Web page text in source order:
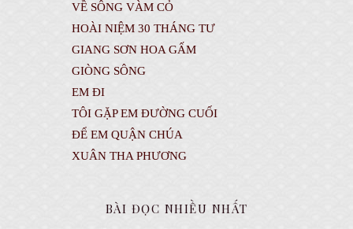
VỀ SÔNG VÀM CỎ
HOÀI NIỆM 30 THÁNG TƯ
GIANG SƠN HOA GẤM
GIÒNG SÔNG
EM ĐI
TÔI GẶP EM ĐƯỜNG CUỐI
ĐỂ EM QUẬN CHÚA
XUÂN THA PHƯƠNG
BÀI ĐỌC NHIỀU NHẤT